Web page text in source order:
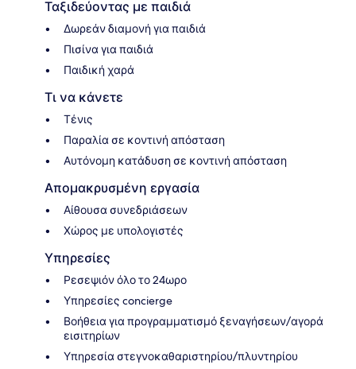
Ταξιδεύοντας με παιδιά
Δωρεάν διαμονή για παιδιά
Πισίνα για παιδιά
Παιδική χαρά
Τι να κάνετε
Τένις
Παραλία σε κοντινή απόσταση
Αυτόνομη κατάδυση σε κοντινή απόσταση
Απομακρυσμένη εργασία
Αίθουσα συνεδριάσεων
Χώρος με υπολογιστές
Υπηρεσίες
Ρεσεψιόν όλο το 24ωρο
Υπηρεσίες concierge
Βοήθεια για προγραμματισμό ξεναγήσεων/αγορά
εισιτηρίων
Υπηρεσία στεγνοκαθαριστηρίου/πλυντηρίου